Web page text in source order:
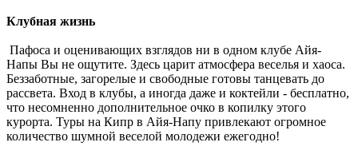
Клубная жизнь
Пафоса и оценивающих взглядов ни в одном клубе Айя-
Напы Вы не ощутите. Здесь царит атмосфера веселья и хаоса.
Беззаботные, загорелые и свободные готовы танцевать до
рассвета. Вход в клубы, а иногда даже и коктейли - бесплатно,
что несомненно дополнительное очко в копилку этого
курорта. Туры на Кипр в Айя-Напу привлекают огромное
количество шумной веселой молодежи ежегодно!